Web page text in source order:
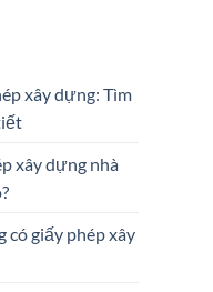
xây dựng: Tìm
xây dựng nhà
giấy phép xây